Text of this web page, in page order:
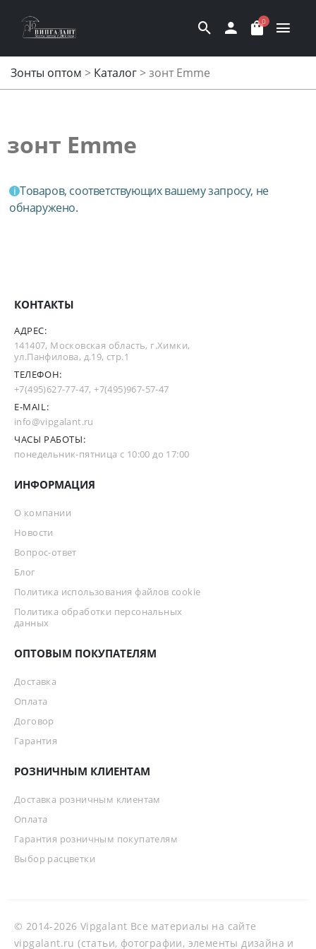
0
Зонты оптом > Каталог>зонт Emme
зонт Emme
Товаров, соответствующих вашему запросу, не
обнаружено.
КОНТАКТЫ
АДРЕС:
141407, Московская область, г.Химки,
ул.Панфилова, д.19, стр.1
ТЕЛЕФОН:
+7(495)627-77-47,+7(495)967-57-47
E-MAIL:
info@vipgalant.ru
ЧАСЫ РАБОТЫ:
понедельник-пятница с 10:00 до 17:00
ИНФОРМАЦИЯ
О компании
Новости
Вопрос-ответ
Блог
Политика использования файлов cookie
Политика обработки персональных
данных
ОПТОВЫМ ПОКУПАТЕЛЯМ
Доставка
Оплата
Договор
Гарантия
РОЗНИЧНЫМ КЛИЕНТАМ
Доставка розничным клиентам
Оплата
Гарантия розничным покупателям
Выбор расцветки
© 2014-2026 Vipgalant Все материалы на сайте
vipgalant.ru (статьи, фотографии, элементы дизайна и